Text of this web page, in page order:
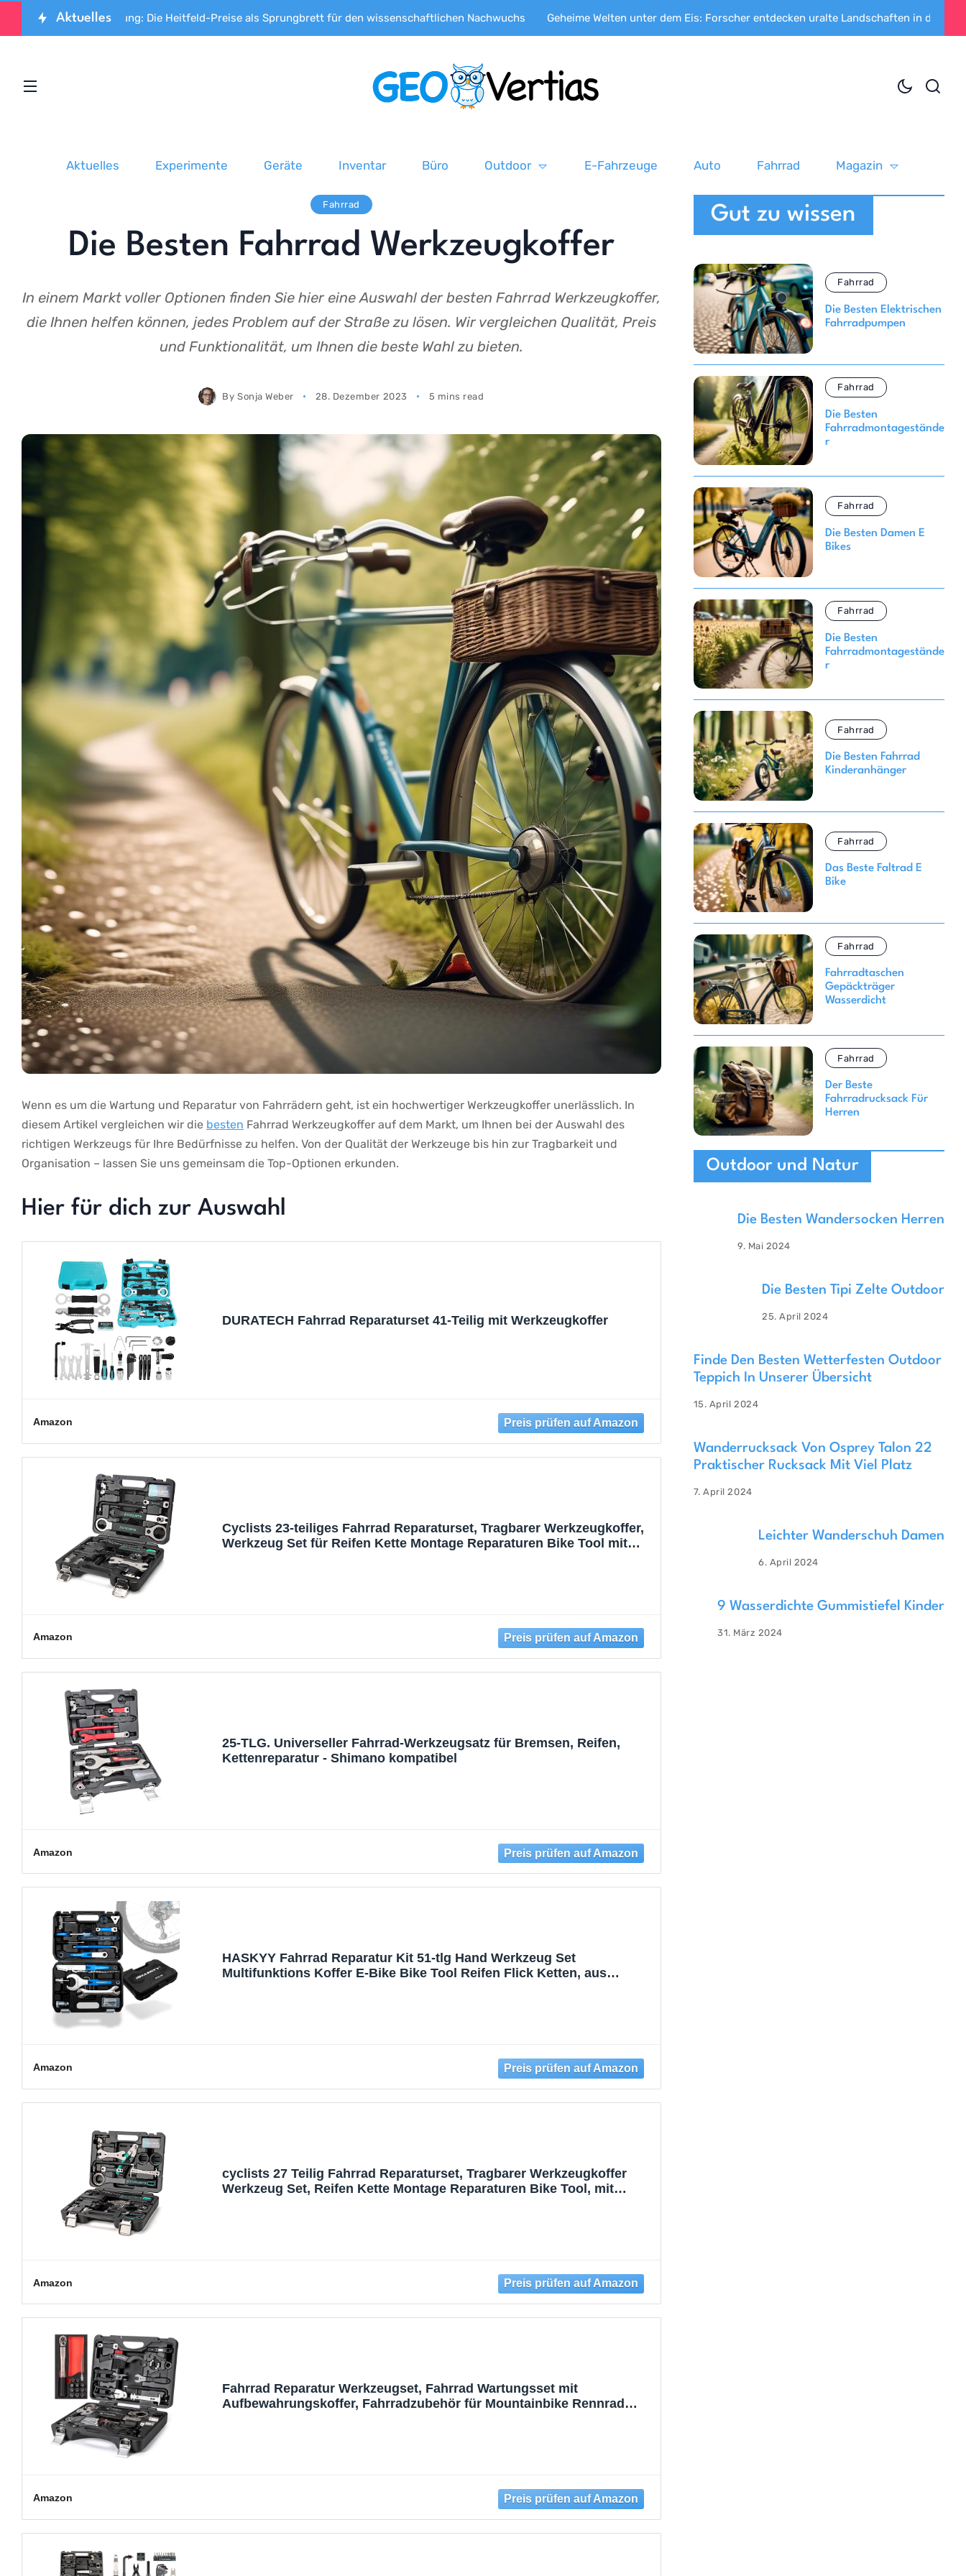
AktuellesDie Heitfeld-Preise als Sprungbrett für den wissenschaftlichen Nachwuchs Geheime Welten unter dem Eis: Forscher entdecken uralte Landschaften in der Antarktis
Aktuelles Experimente Geräte Inventar Büro Outdoor E-Fahrzeuge Auto Fahrrad Magazin
Fahrrad
Die Besten Fahrrad Werkzeugkoffer
In einem Markt voller Optionen finden Sie hier eine Auswahl der besten Fahrrad Werkzeugkoffer,
die Ihnen helfen können, jedes Problem auf der Straße zu lösen. Wir vergleichen Qualität, Preis
und Funktionalität, um Ihnen die beste Wahl zu bieten.
BySonja Weber 28. Dezember 2023 5 mins read
Wenn⁢ es um die Wartung und Reparatur von ⁢Fahrrädern geht, ist ein hochwertiger Werkzeugkoffer​ unerlässlich. In
diesem Artikel vergleichen ⁤wir die​ besten Fahrrad ⁣Werkzeugkoffer auf dem Markt,​ um Ihnen bei der Auswahl ‍des
richtigen ⁣Werkzeugs für Ihre Bedürfnisse zu​ helfen. Von ​der‌ Qualität der Werkzeuge ‍bis hin zur Tragbarkeit und‌
Organisation – lassen Sie uns ​gemeinsam die Top-Optionen erkunden.
Hier für dich zur Auswahl
DURATECH Fahrrad Reparaturset 41-Teilig mit Werkzeugkoffer
Amazon
Cyclists 23-teiliges Fahrrad Reparaturset, Tragbarer Werkzeugkoffer,
Werkzeug Set für Reifen Kette Montage Reparaturen Bike Tool mit
Amazon
25-TLG. Universeller Fahrrad-Werkzeugsatz für Bremsen, Reifen,
Kettenreparatur - Shimano kompatibel
Amazon
HASKYY Fahrrad Reparatur Kit 51-tlg Hand Werkzeug Set
Multifunktions Koffer E-Bike Bike Tool Reifen Flick Ketten, aus
Amazon
cyclists 27 Teilig Fahrrad Reparaturset, Tragbarer Werkzeugkoffer
Werkzeug Set, Reifen Kette Montage Reparaturen Bike Tool, mit
Amazon
Fahrrad Reparatur Werkzeugset, Fahrrad Wartungsset mit
Aufbewahrungskoffer, Fahrradzubehör für Mountainbike Rennrad
Amazon
Gut zu wissen
Fahrrad
Die Besten Elektrischen
Fahrradpumpen
Fahrrad
Die Besten
Fahrradmontagestände
r
Fahrrad
Die Besten Damen E
Bikes
Fahrrad
Die Besten
Fahrradmontagestände
r
Fahrrad
Die Besten Fahrrad
Kinderanhänger
Fahrrad
Das Beste Faltrad E
Bike
Fahrrad
Fahrradtaschen
Gepäckträger
Wasserdicht
Fahrrad
Der Beste
Fahrradrucksack Für
Herren
Outdoor und Natur
Die Besten Wandersocken Herren
9. Mai 2024
Die Besten Tipi Zelte Outdoor
25. April 2024
Finde Den Besten Wetterfesten Outdoor
Teppich In Unserer Übersicht
15. April 2024
Wanderrucksack Von Osprey Talon 22
Praktischer Rucksack Mit Viel Platz
7. April 2024
Leichter Wanderschuh Damen
6. April 2024
9 Wasserdichte Gummistiefel Kinder
31. März 2024